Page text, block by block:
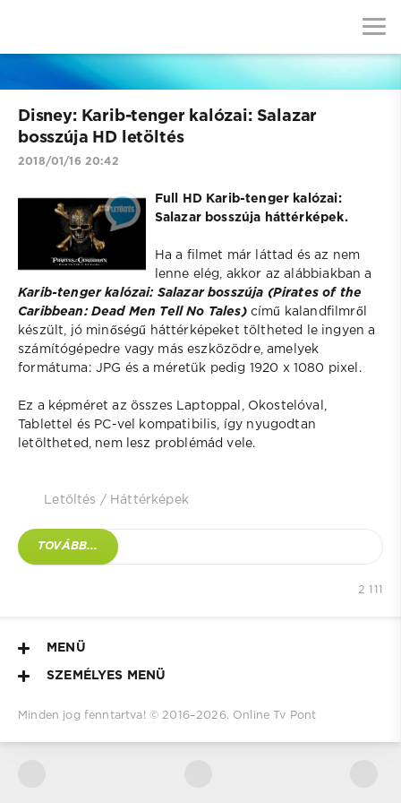
Disney: Karib-tenger kalózai: Salazar
bosszúja HD letöltés
2018/01/16 20:42
Full HD Karib-tenger kalózai:
Salazar bosszúja háttérképek.
Ha a filmet már láttad és az nem
lenne elég, akkor az alábbiakban a
Karib-tenger kalózai: Salazar bosszúja (Pirates of the
Caribbean: Dead Men Tell No Tales)című kalandfilmről
készült, jó minőségű háttérképeket töltheted le ingyen a
számítógépedre vagy más eszközödre, amelyek
formátuma: JPG és a méretük pedig 1920 x 1080 pixel.
Ez a képméret az összes Laptoppal, Okostelóval,
Tablettel és PC-vel kompatibilis, így nyugodtan
letöltheted, nem lesz problémád vele.
Letöltés / Háttérképek
TOVÁBB...
2 111
MENÜ
SZEMÉLYES MENÜ
Minden jog fenntartva! © 2016–2026. Online Tv Pont